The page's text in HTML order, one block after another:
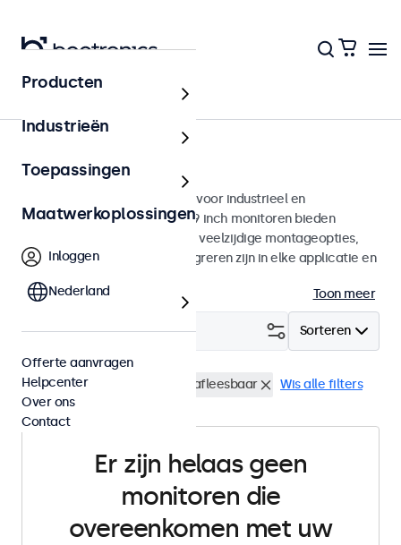
Monitoren
19 inch monitoren
19 inch monitoren ontworpen voor industrieel en
commercieel gebruik. Deze 19 inch monitoren bieden
diverse videoaansluitingen en veelzijdige montageopties,
waarmee ze naadloos te integreren zijn in elke applicatie en
Toon meer
Sorteren
Filter (0)
19 inch monitoren Zonlicht afleesbaar Wis alle filters
Er zijn helaas geen
monitoren die
overeenkomen met uw
Producten
Industrieën
Toepassingen
Maatwerkoplossingen
Inloggen
Nederland
Offerte aanvragen
Helpcenter
Over ons
Contact